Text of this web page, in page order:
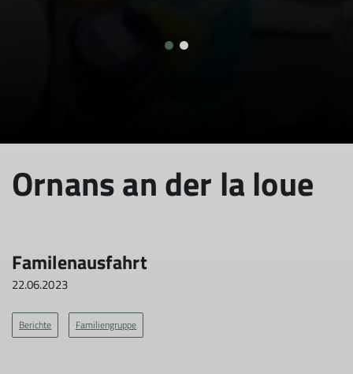
Ornans an der la loue
Familenausfahrt
22.06.2023
Berichte Familiengruppe